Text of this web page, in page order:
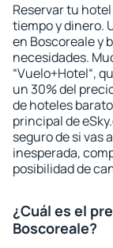
Reservar tu
tiempo y dinero.
en Boscoreale y
necesidades.
“Vuelo+Hotel“,
un 30% del
de hoteles
principal de
seguro de si vas
inesperada,
posibilidad de
¿Cuál es el
Boscoreale?